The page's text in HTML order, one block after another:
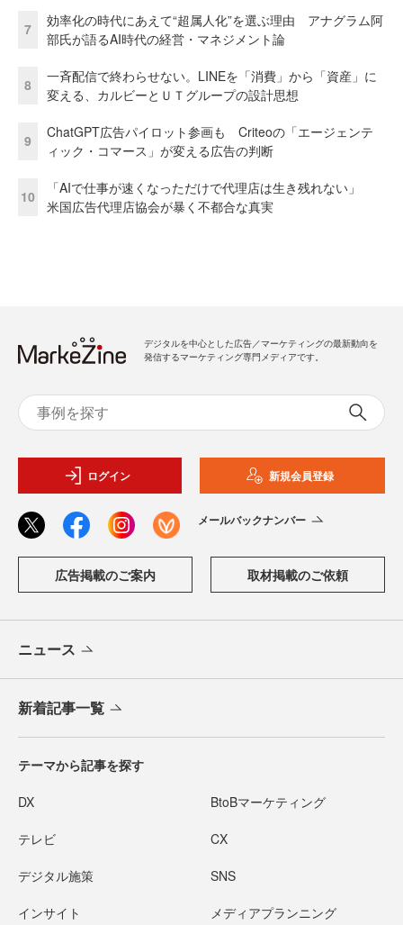
7
効率化の時代にあえて“超属人化”を選ぶ理由 アナグラム阿
部氏が語るAI時代の経営・マネジメント論
8
一斉配信で終わらせない。LINEを「消費」から「資産」に
変える、カルビーとＵＴグループの設計思想
9
ChatGPT広告パイロット参画も Criteoの「エージェンテ
ィック・コマース」が変える広告の判断
10
「AIで仕事が速くなっただけで代理店は生き残れない」
米国広告代理店協会が暴く不都合な真実
デジタルを中心とした広告／マーケティングの最新動向を
発信するマーケティング専門メディアです。
ログイン 新規会員登録
メールバックナンバー
広告掲載のご案内 取材掲載のご依頼
ニュース
新着記事一覧
テーマから記事を探す
DX BtoBマーケティング
テレビ CX
デジタル施策 SNS
インサイト メディアプランニング